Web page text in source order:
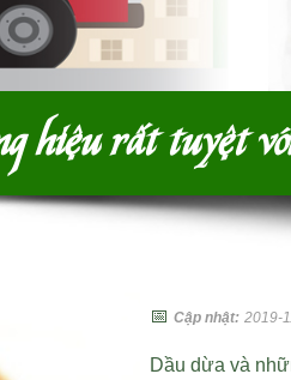
hiệu rất tuyệt
📅Cập nhật: 2019-
Dầu dừa và